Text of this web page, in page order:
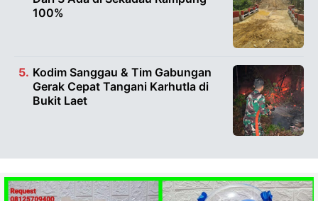
100%
Kodim Sanggau & Tim Gabungan
Gerak Cepat Tangani Karhutla di
Bukit Laet